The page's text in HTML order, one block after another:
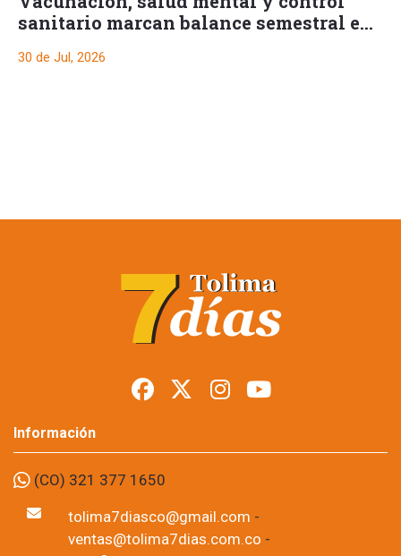
sanitario marcan balance semestral en
30 de Jul, 2026
armas en Tolima
durante posesión
presidencial
Foto: suministrada a Tolima7Días.
06 de Aug, 2026
Los permisos para portar armas de fuego y armas traumáticas
quedaron suspendidos temporalmente en todo el